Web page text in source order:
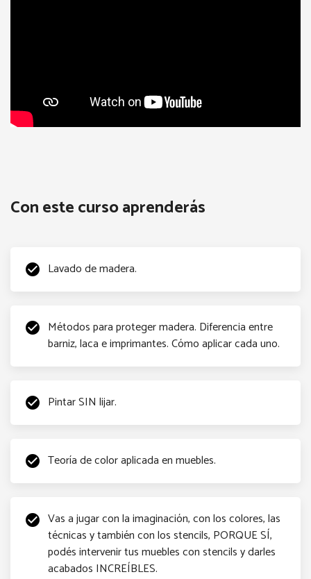
Con este curso aprenderás
check_circle Lavado de madera.
check_circle Métodos para proteger madera. Diferencia entre
barniz, laca e imprimantes. Cómo aplicar cada uno.
check_circle Pintar SIN lijar.
check_circle Teoría de color aplicada en muebles.
check_circle Vas a jugar con la imaginación, con los colores, las
técnicas y también con los stencils, PORQUE SÍ,
podés intervenir tus muebles con stencils y darles
acabados INCREÍBLES.